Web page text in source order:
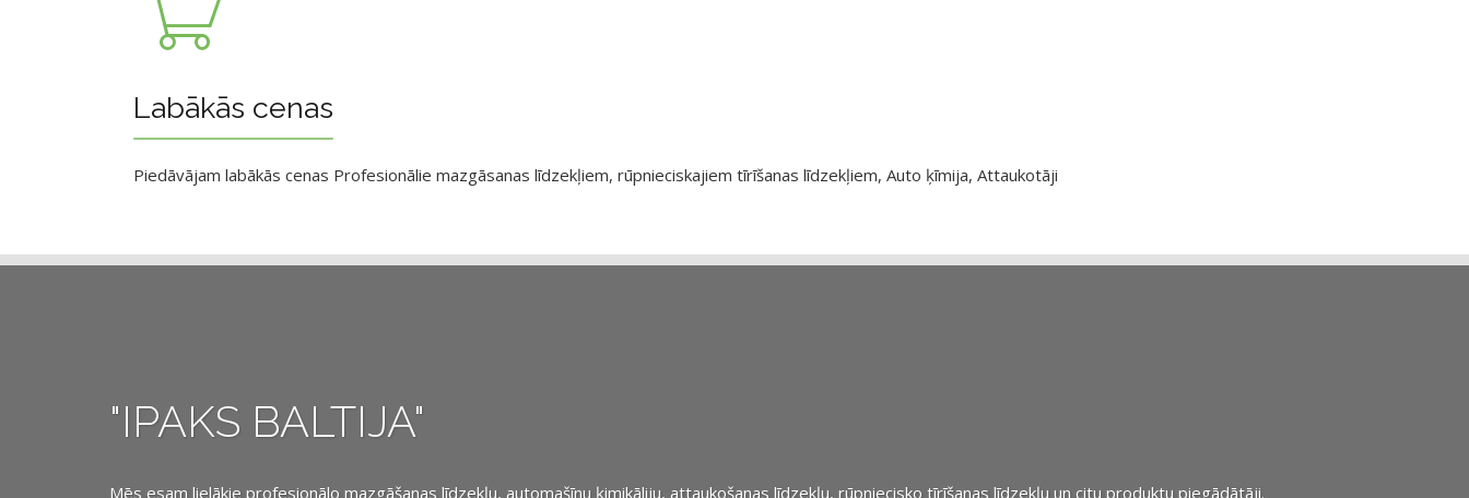
Labākās cenas
Piedāvājam labākās cenas Profesionālie mazgāsanas līdzekļiem, rūpnieciskajiem tīrīšanas līdzekļiem, Auto ķīmija, Attaukotāji
"IPAKS BALTIJA"
Mēs esam lielākie profesionālo mazgāšanas līdzekļu, automašīnu ķimikāliju, attaukošanas līdzekļu, rūpniecisko tīrīšanas līdzekļu un citu produktu piegādātāji.